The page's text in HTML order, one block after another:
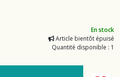
En stock
Article bientôt épuisé
Quantité disponible : 1